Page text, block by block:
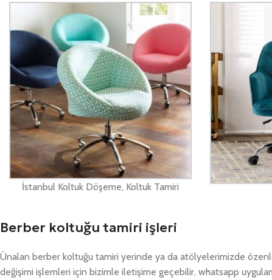
İstanbul Koltuk Döşeme, Koltuk Tamiri
Berber koltuğu tamiri işleri
Ünalan berber koltuğu tamiri yerinde ya da atölyelerimizde
değişimi işlemleri için bizimle iletişime geçebilir, whatsapp